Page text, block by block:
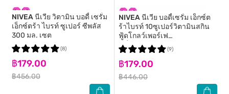
NIVEAนีเวีย วิตามิน บอดี้ เซรั่ม
เอ็กซ์ตร้า ไบรท์ ซูเปอร์ ซีพลัส
300 มล. เซต
฿179.00
฿456.00
(8)
NIVEAนีเวีย บอดี้เซรั่ม เอ็กซ์ต
ร้าไบรท์ 10ซูเปอร์วิตามินสกิน
ฟู้ดโกลว์เพอร์เฟ
คชั่น300มล.เซต
฿179.00
฿446.00
(9)